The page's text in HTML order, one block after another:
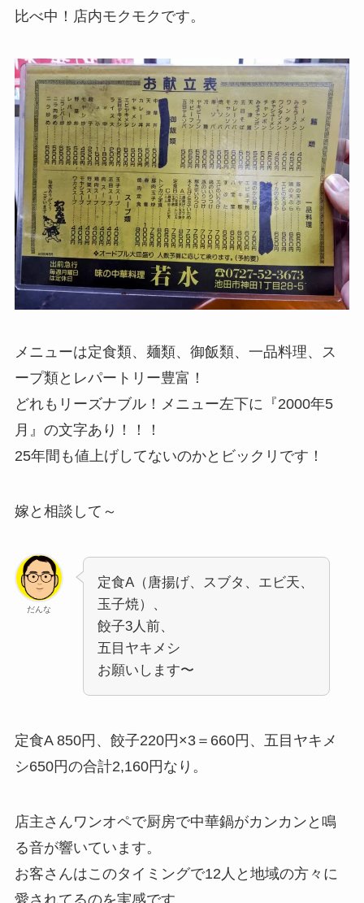
比べ中！店内モクモクです。
メニューは定食類、麺類、御飯類、一品料理、ス
ープ類とレパートリー豊富！
どれもリーズナブル！メニュー左下に『2000年5
月』の文字あり！！！
25年間も値上げしてないのかとビックリです！
嫁と相談して～
だんな
定食A（唐揚げ、スブタ、エビ天、
玉子焼）、
餃子3人前、
五目ヤキメシ
お願いします〜
定食A 850円、餃子220円×3＝660円、五目ヤキメ
シ650円の合計2,160円なり。
店主さんワンオペで厨房で中華鍋がカンカンと鳴
る音が響いています。
お客さんはこのタイミングで12人と地域の方々に